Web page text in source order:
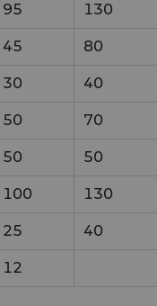
95 130
45 80
30 40
50 70
50 50
100 130
25 40
12